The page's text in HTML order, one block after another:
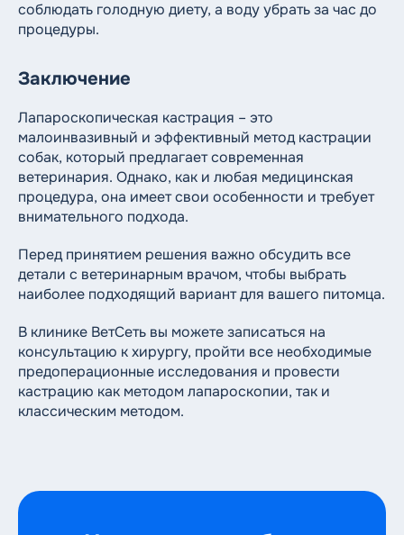
соблюдать голодную диету, а воду убрать за час до
процедуры.
Заключение
Лапароскопическая кастрация – это
малоинвазивный и эффективный метод кастрации
собак, который предлагает современная
ветеринария. Однако, как и любая медицинская
процедура, она имеет свои особенности и требует
внимательного подхода.
Перед принятием решения важно обсудить все
детали с ветеринарным врачом, чтобы выбрать
наиболее подходящий вариант для вашего питомца.
В клинике ВетСеть вы можете записаться на
консультацию к хирургу, пройти все необходимые
предоперационные исследования и провести
кастрацию как методом лапароскопии, так и
классическим методом.